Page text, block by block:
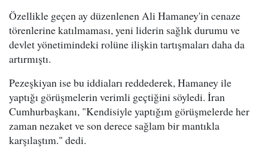
Özellikle geçen ay düzenlenen Ali Hamaney'in cenaze
törenlerine katılmaması, yeni liderin sağlık durumu ve
devlet yönetimindeki rolüne ilişkin tartışmaları daha da
artırmıştı.
Pezeşkiyan ise bu iddiaları reddederek, Hamaney ile
yaptığı görüşmelerin verimli geçtiğini söyledi. İran
Cumhurbaşkanı, "Kendisiyle yaptığım görüşmelerde her
zaman nezaket ve son derece sağlam bir mantıkla
karşılaştım." dedi.